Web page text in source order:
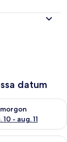
datum
10
10 - aug. 11